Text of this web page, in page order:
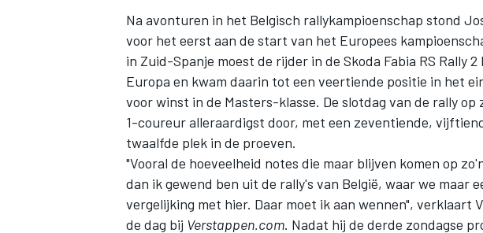
WEC DTM
Na avonturen in het Belgisch rallykampioenschap stond
voor het eerst aan de start van het Europees
in Zuid-Spanje moest de rijder in de Skoda Fabia RS Rally
Europa en kwam daarin tot een veertiende positie in het
voor winst in de Masters-klasse. De slotdag van de rally op
1-coureur alleraardigst door, met een zeventiende,
twaalfde plek in de proeven.
"Vooral de hoeveelheid notes die maar blijven komen op
dan ik gewend ben uit de rally's van België, waar we maar
vergelijking met hier. Daar moet ik aan wennen", verklaart
de dag bij Verstappen.com. Nadat hij de derde zondagse